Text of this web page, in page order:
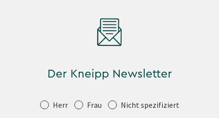
Der Kneipp Newsletter
Anrede Herr Frau Nicht spezifiziert